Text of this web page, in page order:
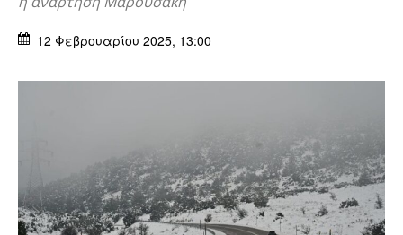
12 Φεβρουαρίου 2025, 13:00